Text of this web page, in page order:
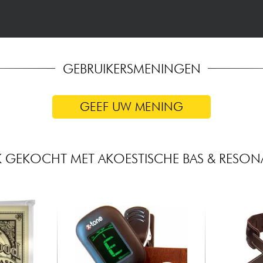
GEBRUIKERSMENINGEN
GEEF UW MENING
GEKOCHT MET AKOESTISCHE BAS &